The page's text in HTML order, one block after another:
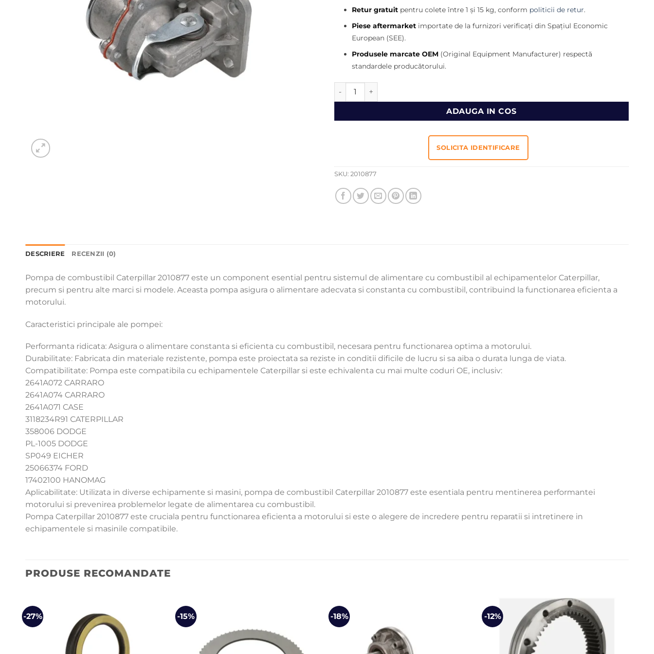
fost:
150,00 lei.
121,00 lei.
Retur gratuit pentru colete între 1 și 15 kg, conform politicii de retur.
Piese aftermarket importate de la furnizori verificați din Spațiul Economic
European (SEE).
Produsele marcate OEM (Original Equipment Manufacturer) respectă
standardele producătorului.
Cantitate POMPA COMBUSTIBIL CATERPILLAR 2010877
ADAUGA IN COS
SOLICITA IDENTIFICARE
SKU: 2010877
DESCRIERE RECENZII (0)
Pompa de combustibil Caterpillar 2010877 este un component esential pentru sistemul de alimentare cu combustibil al echipamentelor Caterpillar,
precum si pentru alte marci si modele. Aceasta pompa asigura o alimentare adecvata si constanta cu combustibil, contribuind la functionarea eficienta a
motorului.
Caracteristici principale ale pompei:
Performanta ridicata: Asigura o alimentare constanta si eficienta cu combustibil, necesara pentru functionarea optima a motorului.
Durabilitate: Fabricata din materiale rezistente, pompa este proiectata sa reziste in conditii dificile de lucru si sa aiba o durata lunga de viata.
Compatibilitate: Pompa este compatibila cu echipamentele Caterpillar si este echivalenta cu mai multe coduri OE, inclusiv:
2641A072 CARRARO
2641A074 CARRARO
2641A071 CASE
3118234R91 CATERPILLAR
358006 DODGE
PL-1005 DODGE
SP049 EICHER
25066374 FORD
17402100 HANOMAG
Aplicabilitate: Utilizata in diverse echipamente si masini, pompa de combustibil Caterpillar 2010877 este esentiala pentru mentinerea performantei
motorului si prevenirea problemelor legate de alimentarea cu combustibil.
Pompa Caterpillar 2010877 este cruciala pentru functionarea eficienta a motorului si este o alegere de incredere pentru reparatii si intretinere in
echipamentele si masinile compatibile.
PRODUSE RECOMANDATE
-27% -15% -18% -12%